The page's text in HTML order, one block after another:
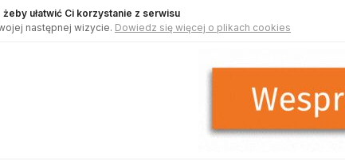
ułatwić Ci korzystanie z serwisu
następnej wizycie. Dowiedz się więcej o plikach cookies